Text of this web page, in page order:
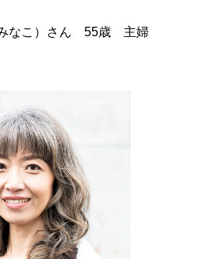
なこ）さん 55歳 主婦